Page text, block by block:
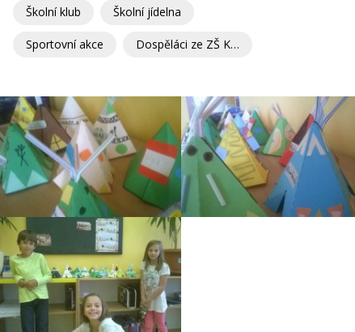
Školní klub Školní jídelna
Sportovní akce Dospěláci ze ZŠ Kunratice